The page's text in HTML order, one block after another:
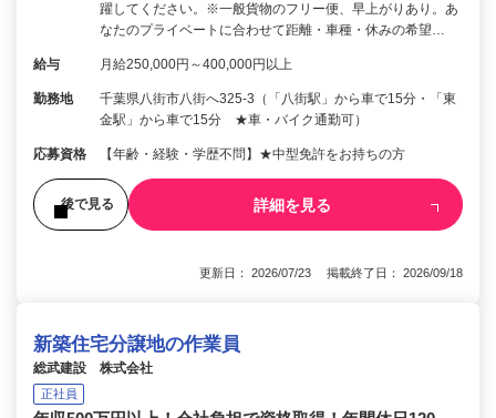
躍してください。※一般貨物のフリー便、早上がりあり。あ
なたのプライベートに合わせて距離・車種・休みの希望…
給与 月給250,000円～400,000円以上
勤務地
千葉県八街市八街へ325-3（「八街駅」から車で15分・「東
金駅」から車で15分 ★車・バイク通勤可）
応募資格 【年齢・経験・学歴不問】★中型免許をお持ちの方
後で見る 詳細を見る
更新日： 2026/07/23 掲載終了日： 2026/09/18
新築住宅分譲地の作業員
総武建設 株式会社
正社員